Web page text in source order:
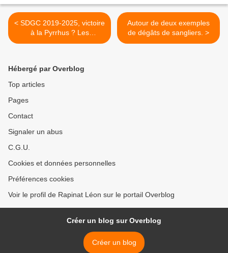
< SDGC 2019-2025, victoire
à la Pyrrhus ? Les
conventions d'agrainage
Autour de deux exemples
de dégâts de sangliers. >
Hébergé par Overblog
Top articles
Pages
Contact
Signaler un abus
C.G.U.
Cookies et données personnelles
Préférences cookies
Voir le profil de Rapinat Léon sur le portail Overblog
Créer un blog sur Overblog
Créer un blog